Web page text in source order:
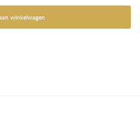
winkelwagen